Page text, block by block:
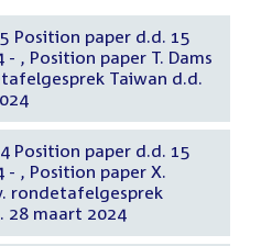
Position paper d.d. 15
Dams
Taiwan d.d.
Position paper d.d. 15
X.
rondetafelgesprek
28 maart 2024